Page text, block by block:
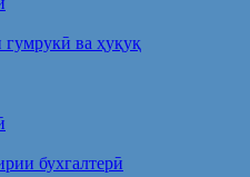
гумрукӣ ва ҳуқуқ
бухгалтерӣ